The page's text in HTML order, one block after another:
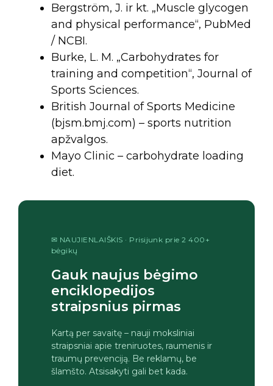
Bergström, J. ir kt. „Muscle glycogen
and physical performance“, PubMed
/ NCBI.
Burke, L. M. „Carbohydrates for
training and competition“, Journal of
Sports Sciences.
British Journal of Sports Medicine
(bjsm.bmj.com) – sports nutrition
apžvalgos.
Mayo Clinic – carbohydrate loading
diet.
✉ NAUJIENLAIŠKIS · Prisijunk prie 2 400+
bėgikų
Gauk naujus bėgimo
enciklopedijos
straipsnius pirmas
Kartą per savaitę – nauji moksliniai
straipsniai apie treniruotes, raumenis ir
traumų prevenciją. Be reklamų, be
šlamšto. Atsisakyti gali bet kada.